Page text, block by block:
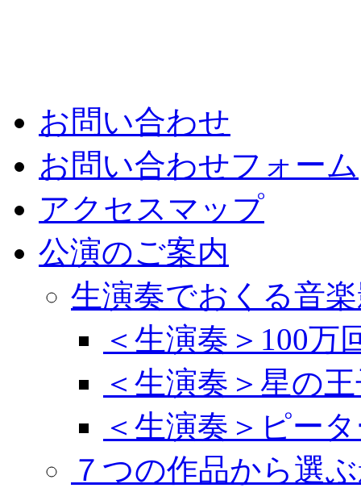
お問い合わせ
お問い合わせフォーム
アクセスマップ
公演のご案内
生演奏でおくる音
＜生演奏＞100万
＜生演奏＞星の
＜生演奏＞ピー
７つの作品から選